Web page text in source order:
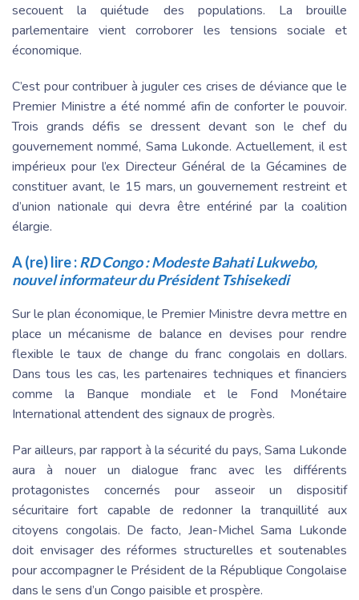
secouent la quiétude des populations. La brouille
parlementaire vient corroborer les tensions sociale et
économique.
C’est pour contribuer à juguler ces crises de déviance que le
Premier Ministre a été nommé afin de conforter le pouvoir.
Trois grands défis se dressent devant son le chef du
gouvernement nommé, Sama Lukonde. Actuellement, il est
impérieux pour l’ex Directeur Général de la Gécamines de
constituer avant, le 15 mars, un gouvernement restreint et
d’union nationale qui devra être entériné par la coalition
élargie.
A (re) lire :RD Congo : Modeste Bahati Lukwebo,
nouvel informateur du Président Tshisekedi
Sur le plan économique, le Premier Ministre devra mettre en
place un mécanisme de balance en devises pour rendre
flexible le taux de change du franc congolais en dollars.
Dans tous les cas, les partenaires techniques et financiers
comme la Banque mondiale et le Fond Monétaire
International attendent des signaux de progrès.
Par ailleurs, par rapport à la sécurité du pays, Sama Lukonde
aura à nouer un dialogue franc avec les différents
protagonistes concernés pour asseoir un dispositif
sécuritaire fort capable de redonner la tranquillité aux
citoyens congolais. De facto, Jean-Michel Sama Lukonde
doit envisager des réformes structurelles et soutenables
pour accompagner le Président de la République Congolaise
dans le sens d’un Congo paisible et prospère.